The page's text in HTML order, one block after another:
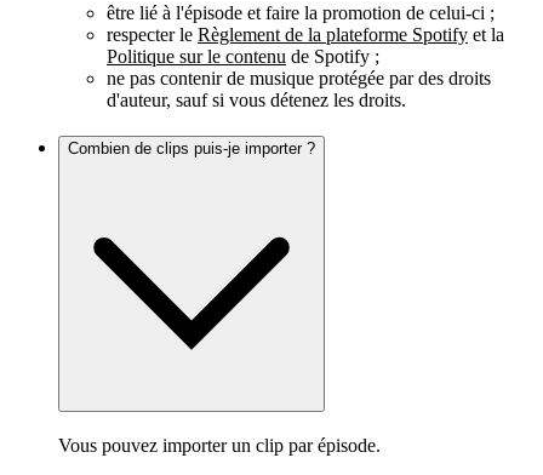
être lié à l'épisode et faire la promotion de celui-ci ;
respecter le Règlement de la plateforme Spotify et la
Politique sur le contenu de Spotify ;
ne pas contenir de musique protégée par des droits
d'auteur, sauf si vous détenez les droits.
Combien de clips puis-je importer ?
Vous pouvez importer un clip par épisode.